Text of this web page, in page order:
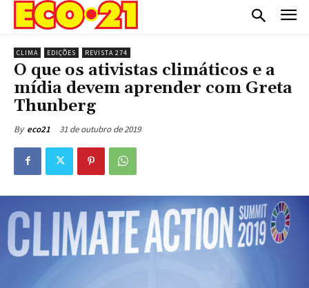
CLIMA EDIÇÕES REVISTA 274
O que os ativistas climáticos e a
mídia devem aprender com Greta
Thunberg
By eco21 31 de outubro de 2019